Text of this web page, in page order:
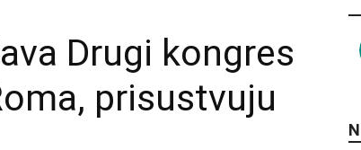
Drugi kongres
prisustvuju